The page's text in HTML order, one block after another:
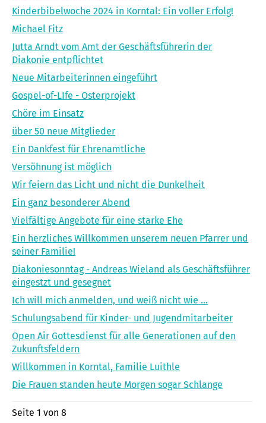
Kinderbibelwoche 2024 in Korntal: Ein voller Erfolg!
Michael Fitz
Jutta Arndt vom Amt der Geschäftsführerin der
Diakonie entpflichtet
Neue Mitarbeiterinnen eingeführt
Gospel-of-LIfe - Osterprojekt
Chöre im Einsatz
über 50 neue Mitglieder
Ein Dankfest für Ehrenamtliche
Versöhnung ist möglich
Wir feiern das Licht und nicht die Dunkelheit
Ein ganz besonderer Abend
Vielfältige Angebote für eine starke Ehe
Ein herzliches Willkommen unserem neuen Pfarrer und
seiner Familie!
Diakoniesonntag - Andreas Wieland als Geschäftsführer
eingestzt und gesegnet
Ich will mich anmelden, und weiß nicht wie ...
Schulungsabend für Kinder- und Jugendmitarbeiter
Open Air Gottesdienst für alle Generationen auf den
Zukunftsfeldern
Willkommen in Korntal, Familie Luithle
Die Frauen standen heute Morgen sogar Schlange
Seite 1 von 8